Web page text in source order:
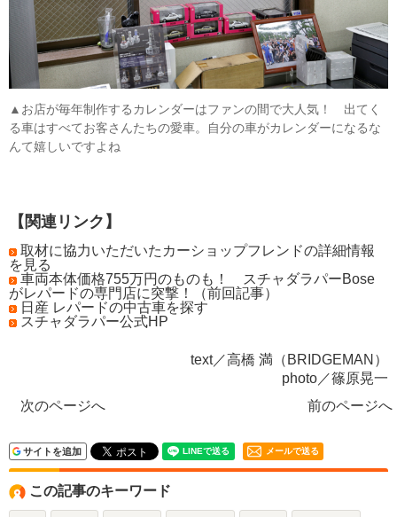
▲お店が毎年制作するカレンダーはファンの間で大人気！ 出てく
る車はすべてお客さんたちの愛車。自分の車がカレンダーになるな
んて嬉しいですよね
【関連リンク】
取材に協力いただいたカーショップフレンドの詳細情報
を見る
車両本体価格755万円のものも！ スチャダラパーBose
がレパードの専門店に突撃！（前回記事）
日産 レパードの中古車を探す
スチャダラパー公式HP
text／高橋 満（BRIDGEMAN）
photo／篠原晃一
次のページへ
前のページへ
サイトを追加 メールで送る
この記事のキーワード